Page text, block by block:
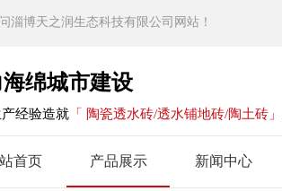
淄博天之润生态科技有限公司网站！
绵城市建设
经验造就 「 陶瓷透水砖/透水铺地砖/陶土砖」
首页 产品展示 新闻中心